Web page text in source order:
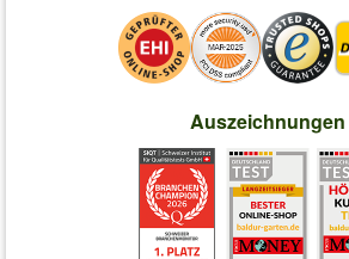
Auszeichnungen